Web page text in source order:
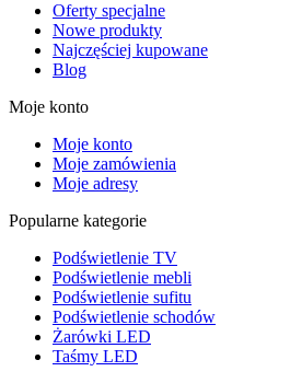
Oferty specjalne
Nowe produkty
Najczęściej kupowane
Blog
Moje konto
Moje konto
Moje zamówienia
Moje adresy
Popularne kategorie
Podświetlenie TV
Podświetlenie mebli
Podświetlenie sufitu
Podświetlenie schodów
Żarówki LED
Taśmy LED